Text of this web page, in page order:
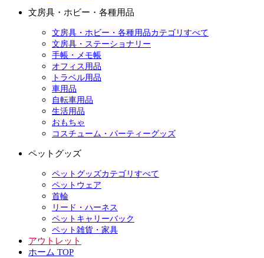
文房具・ホビー・各種用品
文房具・ホビー・各種用品カテゴリすべて
文房具・ステーショナリー
手帳・メモ帳
オフィス用品
トラベル用品
車用品
自転車用品
生活用品
おもちゃ
コスチューム・パーティーグッズ
ペットグッズ
ペットグッズカテゴリすべて
ペットウェア
首輪
リード・ハーネス
ペットキャリーバック
ペット雑貨・家具
アウトレット
ホーム TOP